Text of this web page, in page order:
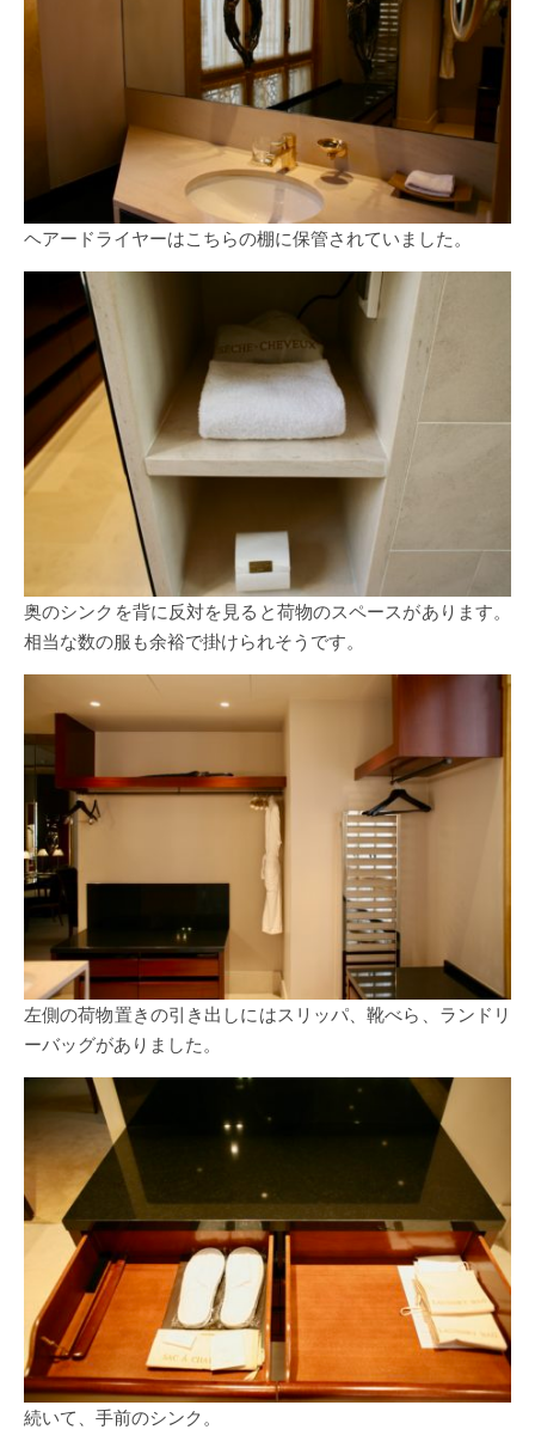
ヘアードライヤーはこちらの棚に保管されていました。
奥のシンクを背に反対を見ると荷物のスペースがあります。
相当な数の服も余裕で掛けられそうです。
左側の荷物置きの引き出しにはスリッパ、靴べら、ランドリ
ーバッグがありました。
続いて、手前のシンク。